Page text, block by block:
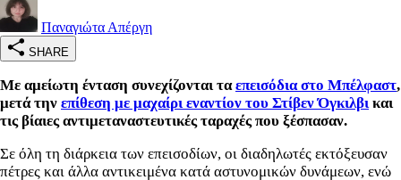
Παναγιώτα Απέργη
SHARE
Με αμείωτη ένταση συνεχίζονται ταεπεισόδια στο Μπέλφαστ,
μετά την επίθεση με μαχαίρι εναντίον του Στίβεν Όγκιλβικαι
τις βίαιες αντιμεταναστευτικές ταραχές που ξέσπασαν.
Σε όλη τη διάρκεια των επεισοδίων, οι διαδηλωτές εκτόξευσαν
πέτρες και άλλα αντικειμένα κατά αστυνομικών δυνάμεων, ενώ